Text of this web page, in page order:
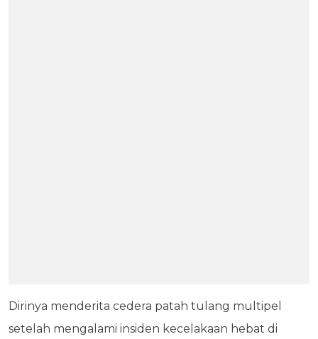
Dirinya menderita cedera patah tulang multipel
setelah mengalami insiden kecelakaan hebat di